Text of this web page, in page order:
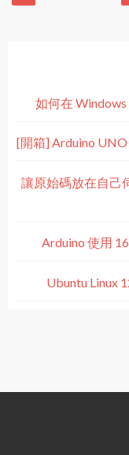
如何在
[開箱] Arduino
讓原始碼放在自己
Arduino 使用
Ubuntu Linux